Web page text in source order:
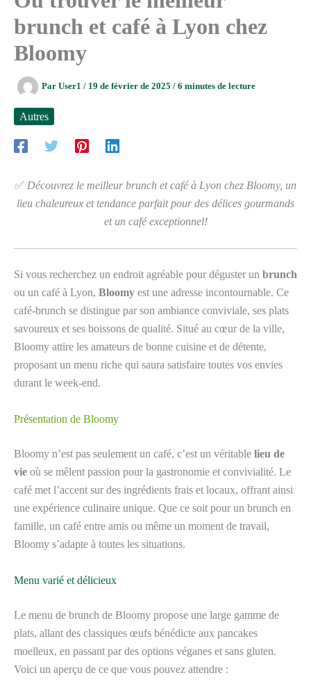
brunch et café à Lyon chez
Bloomy
Par User1 / 19 de février de 2025 / 6 minutes de lecture
Autres
✅ Découvrez le meilleur brunch et café à Lyon chez Bloomy, un
lieu chaleureux et tendance parfait pour des délices gourmands
et un café exceptionnel!
Si vous recherchez un endroit agréable pour déguster un brunch
ou un café à Lyon, Bloomy est une adresse incontournable. Ce
café-brunch se distingue par son ambiance conviviale, ses plats
savoureux et ses boissons de qualité. Situé au cœur de la ville,
Bloomy attire les amateurs de bonne cuisine et de détente,
proposant un menu riche qui saura satisfaire toutes vos envies
durant le week-end.
Présentation de Bloomy
Bloomy n’est pas seulement un café, c’est un véritable lieu de
vie où se mêlent passion pour la gastronomie et convivialité. Le
café met l’accent sur des ingrédients frais et locaux, offrant ainsi
une expérience culinaire unique. Que ce soit pour un brunch en
famille, un café entre amis ou même un moment de travail,
Bloomy s’adapte à toutes les situations.
Menu varié et délicieux
Le menu de brunch de Bloomy propose une large gamme de
plats, allant des classiques œufs bénédicte aux pancakes
moelleux, en passant par des options véganes et sans gluten.
Voici un aperçu de ce que vous pouvez attendre :